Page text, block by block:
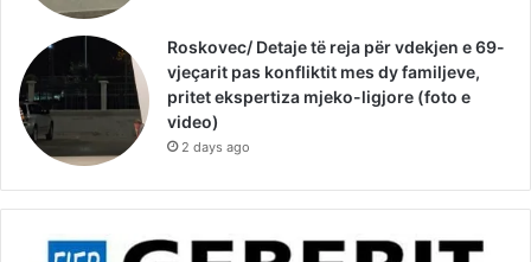
Roskovec/ Detaje të reja për vdekjen e 69-
vjeçarit pas konfliktit mes dy familjeve,
pritet ekspertiza mjeko-ligjore (foto e
video)
2 days ago